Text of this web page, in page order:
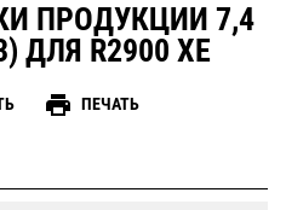
ПРОДУКЦИИ 7,4
ДЛЯ R2900 XE
print ПЕЧАТЬ